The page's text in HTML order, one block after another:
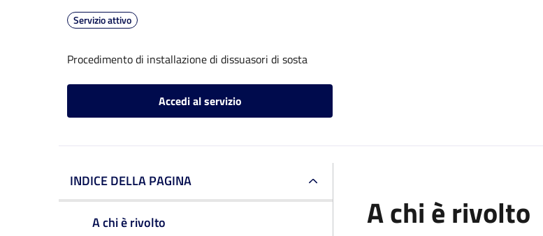
Servizio attivo
Procedimento di installazione di dissuasori di sosta
Accedi al servizio
INDICE DELLA PAGINA
A chi è rivolto
A chi è rivolto